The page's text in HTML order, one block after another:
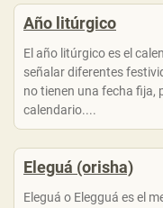
Año litúrgico
El año litúrgico es el
señalar diferentes
no tienen una fecha fija,
calendario....
Eleguá (orisha)
Eleguá o Elegguá es el